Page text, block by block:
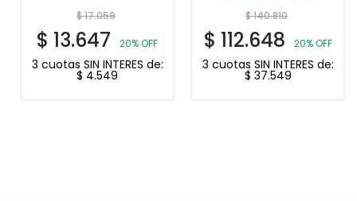
$17.059
$ 13.647 20% OFF
3 cuotas SIN INTERES de:
$ 4.549
$140.810
$ 112.648 20% OFF
3 cuotas SIN INTERES de:
$ 37.549